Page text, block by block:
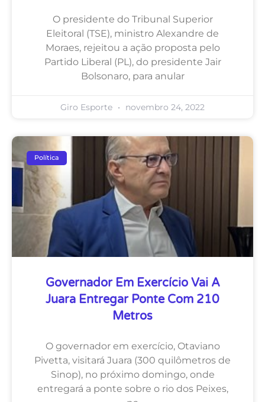
O presidente do Tribunal Superior
Eleitoral (TSE), ministro Alexandre de
Moraes, rejeitou a ação proposta pelo
Partido Liberal (PL), do presidente Jair
Bolsonaro, para anular
Giro Esporte novembro 24, 2022
Política
Governador Em Exercício Vai A
Juara Entregar Ponte Com 210
Metros
O governador em exercício, Otaviano
Pivetta, visitará Juara (300 quilômetros de
Sinop), no próximo domingo, onde
entregará a ponte sobre o rio dos Peixes,